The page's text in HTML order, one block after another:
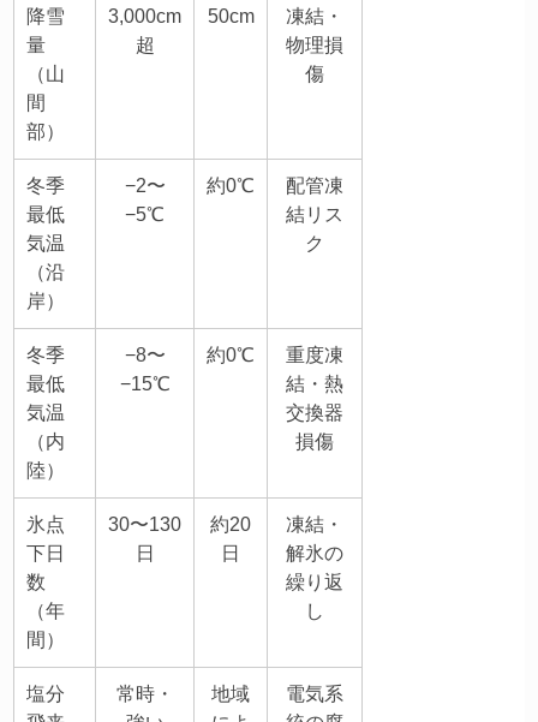
降雪
量
（山
間
部）
3,000cm
超
50cm
凍結・
物理損
傷
冬季
最低
気温
（沿
岸）
−2〜
−5℃
約0℃
配管凍
結リス
ク
冬季
最低
気温
（内
陸）
−8〜
−15℃
約0℃
重度凍
結・熱
交換器
損傷
氷点
下日
数
（年
間）
30〜130
日
約20
日
凍結・
解氷の
繰り返
し
塩分
常時・
地域
電気系